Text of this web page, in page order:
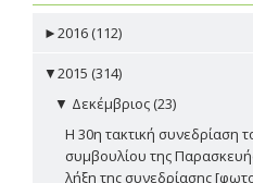
►2016 (112)
▼2015 (314)
▼ Δεκέμβριος (23)
Η 30η τακτική συνεδρίαση
συμβουλίου της
λήξη της συνεδρίασης